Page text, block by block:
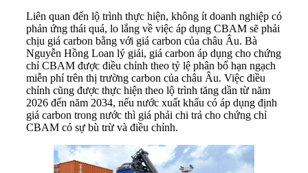
Liên quan đến lộ trình thực hiện, không ít doanh nghiệp có
phản ứng thái quá, lo lắng về việc áp dụng CBAM sẽ phải
chịu giá carbon bằng với giá carbon của châu Âu. Bà
Nguyễn Hồng Loan lý giải, giá carbon áp dụng cho chứng
chỉ CBAM được điều chỉnh theo tỷ lệ phân bổ hạn ngạch
miễn phí trên thị trường carbon của châu Âu. Việc điều
chỉnh cũng được thực hiện theo lộ trình tăng dần từ năm
2026 đến năm 2034, nếu nước xuất khẩu có áp dụng định
giá carbon trong nước thì giá phải chi trả cho chứng chỉ
CBAM có sự bù trừ và điều chỉnh.